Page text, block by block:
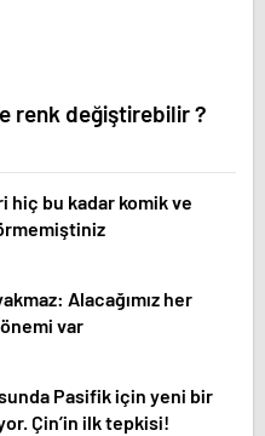
renk değiştirebilir ?
hiç bu kadar komik ve
Alacağımız her
var
Pasifik için yeni bir
Çin’in ilk tepkisi!